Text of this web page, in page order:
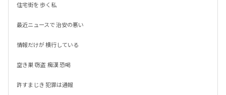
住宅街を 歩く私
最近ニュースで 治安の悪い
情報だけが 横行している
空き巣 窃盗  痴漢 恐喝
許すまじき 犯罪は通報